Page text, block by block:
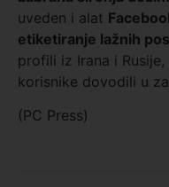
uveden i alat
etiketiranje lažnih
profili iz Irana i
korisnike dovodili u
(PC Press)